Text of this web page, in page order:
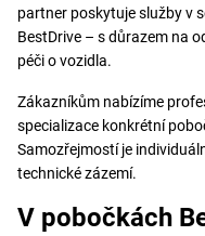
partner poskytuje služby v
BestDrive – s důrazem na
péči o vozidla.
Zákazníkům nabízíme
specializace konkrétní
Samozřejmostí je
technické zázemí.
V pobočkách